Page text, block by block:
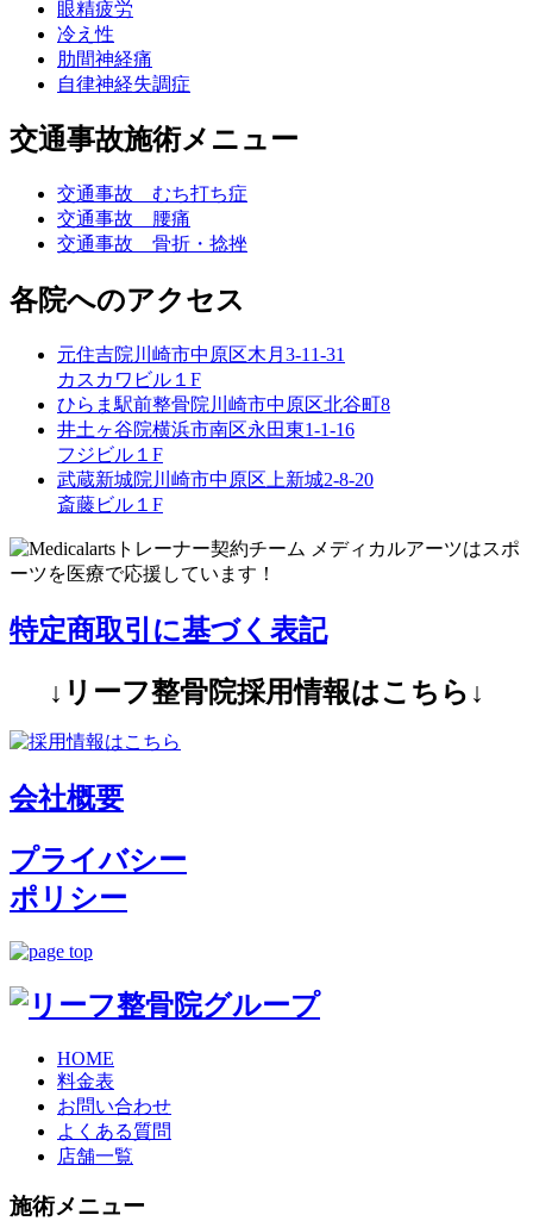
眼精疲労
冷え性
肋間神経痛
自律神経失調症
交通事故施術メニュー
交通事故 むち打ち症
交通事故 腰痛
交通事故 骨折・捻挫
各院へのアクセス
元住吉院 川崎市中原区木月3-11-31
カスカワビル１F
ひらま駅前整骨院 川崎市中原区北谷町8
井土ヶ谷院横浜市南区永田東1-1-16
フジビル１F
武蔵新城院 川崎市中原区上新城2-8-20
斎藤ビル１F
特定商取引に基づく表記
↓リーフ整骨院採用情報はこちら↓
会社概要
プライバシー
ポリシー
HOME
料金表
お問い合わせ
よくある質問
店舗一覧
施術メニュー